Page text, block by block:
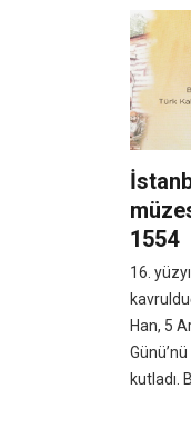
1554
16.
Han, 5
kutladı.